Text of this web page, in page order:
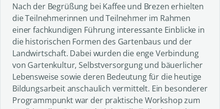
Nach der Begrüßung bei Kaffee und Brezen erhielten
die Teilnehmerinnen und Teilnehmer im Rahmen
einer fachkundigen Führung interessante Einblicke in
die historischen Formen des Gartenbaus und der
Landwirtschaft. Dabei wurden die enge Verbindung
von Gartenkultur, Selbstversorgung und bäuerlicher
Lebensweise sowie deren Bedeutung für die heutige
Bildungsarbeit anschaulich vermittelt. Ein besonderer
Programmpunkt war der praktische Workshop zum